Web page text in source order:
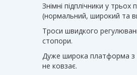
Знімні підплічники у
(нормальний, широкий та
Троси швидкого
стопори.
Дуже широка платформа
не ковзає.